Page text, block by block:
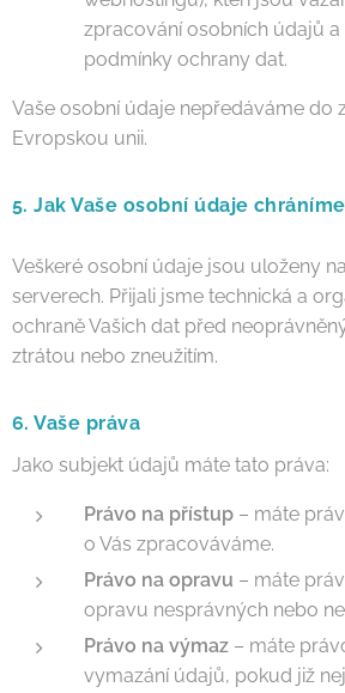
zpracování osobních údajů a
podmínky ochrany dat.
Vaše osobní údaje nepředáváme do
Evropskou unii.
5. Jak Vaše osobní údaje
Veškeré osobní údaje jsou uloženy
serverech. Přijali jsme technická a
ochraně Vašich dat před
ztrátou nebo zneužitím.
6. Vaše práva
Jako subjekt údajů máte tato práva:
Právo na přístup – máte
o Vás zpracováváme.
Právo na opravu – máte
opravu nesprávných nebo
Právo na výmaz – máte
vymazání údajů, pokud již